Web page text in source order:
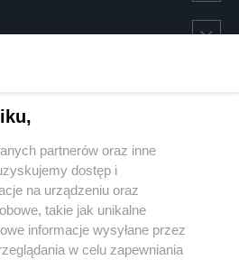
partnerów oraz inne
dostęp i
na urządzeniu oraz
takie jak unikalne
informacje wysyłane przez
w celu zapewniania